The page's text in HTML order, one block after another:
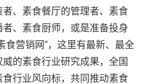
、素食餐厅的管理者、素食
、素食厨师，或是准备投身
食营销网”，这里有最新、最全
的素食行业研究成果，全国
行业风向标，共同推动素食